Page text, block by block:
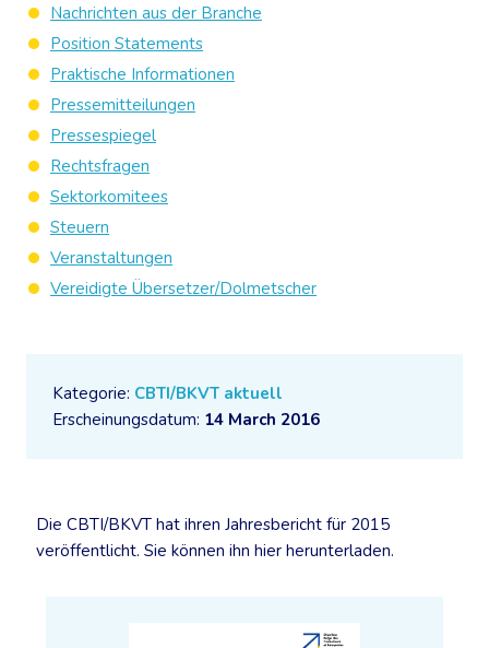
Kategorie: CBTI/BKVT aktuell
Erscheinungsdatum: 14 March 2016
Die CBTI/BKVT hat ihren Jahresbericht für 2015
veröffentlicht. Sie können ihn hier herunterladen.
Nachrichten aus der Branche
Position Statements
Praktische Informationen
Pressemitteilungen
Pressespiegel
Rechtsfragen
Sektorkomitees
Steuern
Veranstaltungen
Vereidigte Übersetzer/Dolmetscher